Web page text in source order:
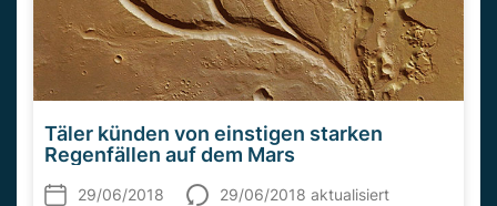
Täler künden von einstigen starken
Regenfällen auf dem Mars
29/06/2018 29/06/2018 aktualisiert